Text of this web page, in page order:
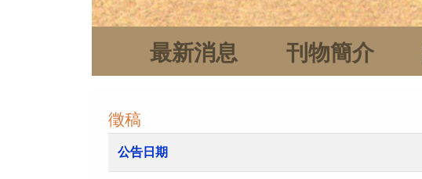
最新消息 刊物簡介
徵稿
公告日期